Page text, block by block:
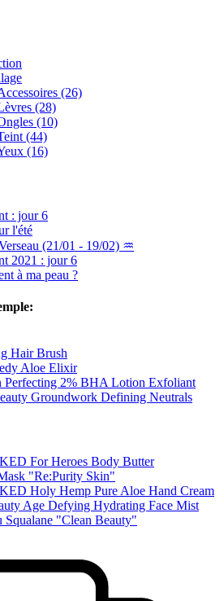
(26)
(28)
(10)
(44)
(16)
: jour 6
l'été
(21/01 - 19/02) ♒
2021 : jour 6
à ma peau ?
Hair Brush
Aloe Elixir
Perfecting 2% BHA Lotion Exfoliant
Groundwork Defining Neutrals
For Heroes Body Butter
"Re:Purity Skin"
Holy Hemp Pure Aloe Hand Cream
Age Defying Hydrating Face Mist
Squalane "Clean Beauty"